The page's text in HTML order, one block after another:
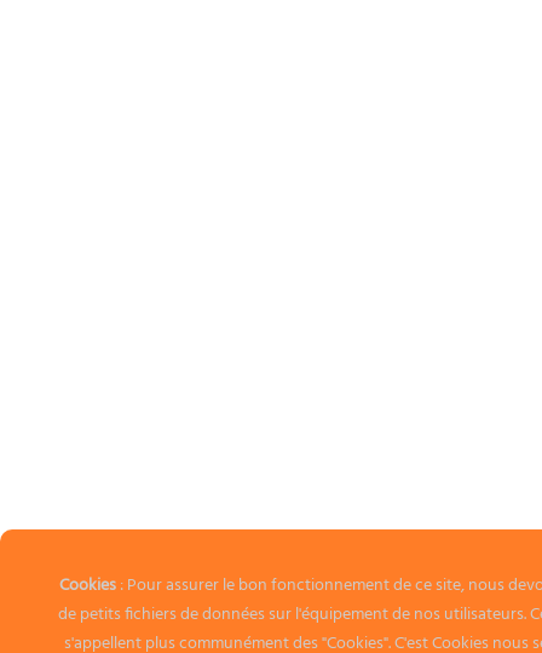
Cookies: Pour assurer le bon fonctionnement de ce site, nous
de petits fichiers de données sur l'équipement de nos utilisateurs.
s'appellent plus communément des "Cookies". C'est Cookies nous